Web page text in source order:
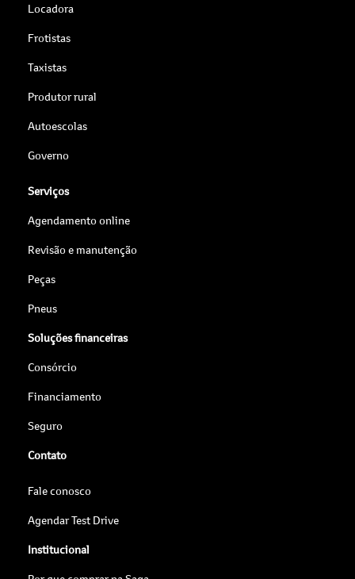
Locadora
Frotistas
Taxistas
Produtor rural
Autoescolas
Governo
Serviços
Agendamento online
Revisão e manutenção
Peças
Pneus
Soluções financeiras
Consórcio
Financiamento
Seguro
Contato
Fale conosco
Agendar Test Drive
Institucional